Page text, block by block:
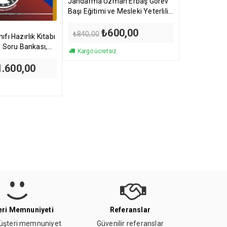
Hazırlık Kitabı
Soru Bankası,
Şu
Başı Eğitimi ve Mesleki Yeterlilik
₺840,00 Orijinal
fiyat:
₺840,00.
₺600,00Şu
Kargo ücretsiz
Memnuniyeti
memnuniyet
Referanslar
Güvenilir referanslar